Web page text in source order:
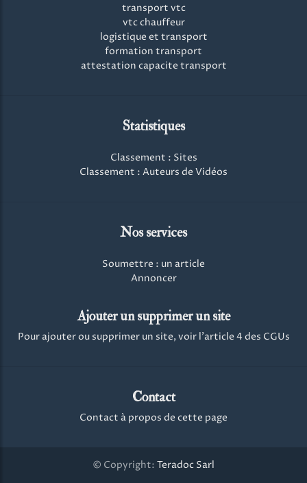
transport vtc
vtc chauffeur
logistique et transport
formation transport
attestation capacite transport
Statistiques
Classement : Sites
Classement : Auteurs de Vidéos
Nos services
Soumettre : un article
Annoncer
Ajouter un supprimer un site
Pour ajouter ou supprimer un site, voir l'article 4 des CGUs
Contact
Contact à propos de cette page
© Copyright: Teradoc Sarl